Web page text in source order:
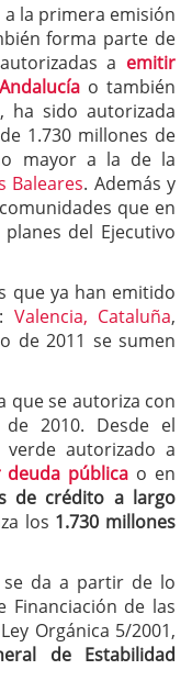
la primera emisión
forma parte de
a emitir
o también
, ha sido autorizada
1.730 millones de
mayor a la de la
Baleares. Además y
que en
del Ejecutivo
que ya han emitido
Valencia, Cataluña,
de 2011 se sumen
que se autoriza con
2010. Desde el
autorizado a
deuda pública o en
de crédito a largo
los 1.730 millones
se da a partir de lo
Financiación de las
Orgánica 5/2001,
de Estabilidad